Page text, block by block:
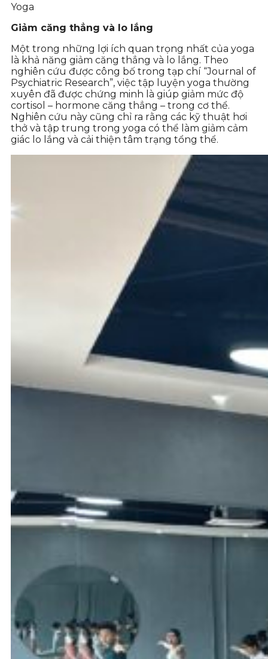
Yoga
Giảm căng thẳng và lo lắng
Một trong những lợi ích quan trọng nhất của yoga
là khả năng giảm căng thẳng và lo lắng. Theo
nghiên cứu được công bố trong tạp chí “Journal of
Psychiatric Research”, việc tập luyện yoga thường
xuyên đã được chứng minh là giúp giảm mức độ
cortisol – hormone căng thẳng – trong cơ thể.
Nghiên cứu này cũng chỉ ra rằng các kỹ thuật hơi
thở và tập trung trong yoga có thể làm giảm cảm
giác lo lắng và cải thiện tâm trạng tổng thể.